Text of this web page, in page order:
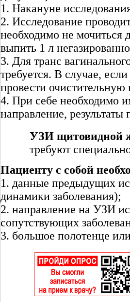
1. Накануне
2. Исследование
необходимо не мочиться
выпить 1 л
3. Для транс
требуется. В случае,
провести очистительную
4. При себе необходимо
направление,
УЗИ щитовидной
требуют
Пациенту с собой
1. данные предыдущих
динамики заболевания);
2. направление на УЗИ
сопутствующих
3. большое полотенце